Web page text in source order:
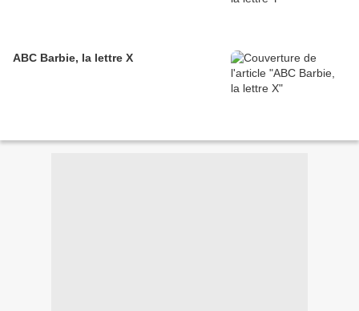
ABC Barbie, la lettre X